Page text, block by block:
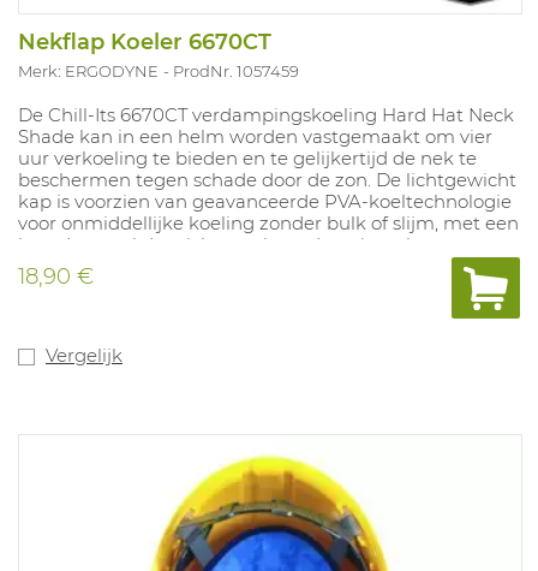
Nekflap Koeler 6670CT
Merk: ERGODYNE ProdNr. 1057459
De Chill-Its 6670CT verdampingskoeling Hard Hat Neck
Shade kan in een helm worden vastgemaakt om vier
uur verkoeling te bieden en te gelijkertijd de nek te
beschermen tegen schade door de zon. De lichtgewicht
kap is voorzien van geavanceerde PVA-koeltechnologie
voor onmiddellijke koeling zonder bulk of slijm, met een
breed paneel dat zich naar beneden uitstrekt voor
volledige bedekking van de a chterkant van de nek.
Deze helm-nekkap past op de meeste
bevestigd met twee klittenbandriemen.
18,90 €
Vergelijk